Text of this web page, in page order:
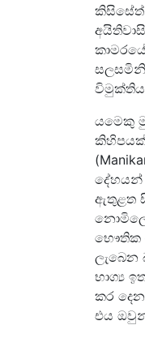
විමුක්තිය
යමෙකු
කිහිපයක්
ඇතුළත
භෞතික
ලැබෙන
භාග්‍ය
කර
එය